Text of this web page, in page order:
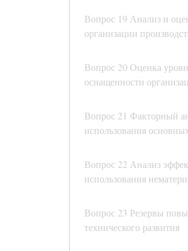
Вопрос 19 Анализ и
организации
Вопрос 20 Оценка
оснащенности
Вопрос 21 Факторный
использования
Вопрос 22 Анализ
использования
Вопрос 23 Резервы
технического развития